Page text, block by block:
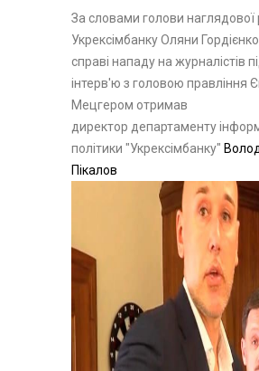
За словами голови наглядової
Укрексімбанку Оляни
справі нападу на журналістів
інтерв'ю з головою правління
Мецгером отримав
директор департаменту
політики "Укрексімбанку"
Пікалов